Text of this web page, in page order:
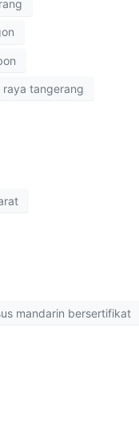
raya tangerang
mandarin bersertifikat